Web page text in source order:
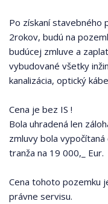
Po získaní stavebného
2rokov, budú na
budúcej zmluve a
vybudované všetky
kanalizácia, optický
Cena je bez IS !
Bola uhradená len
zmluvy bola
tranža na 19 000,_ Eur.
Cena tohoto pozemku
právne servisu.